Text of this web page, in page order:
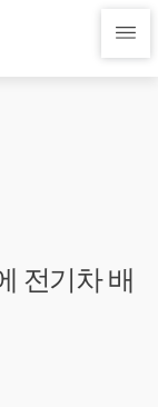
전기차 배